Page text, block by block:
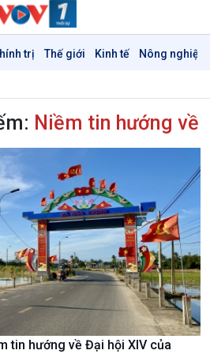
trị Thế giới Kinh tế Nông nghiệp
Thời sự
Thời sự 6h
Thời sự 12h
Thời sự 18h
Thời sự 21h30
Bản tin
Chuyên mục
Theo dòng Thời sự
Thế giới
Niềm tin hướng về
tin hướng về Đại hội XIV của